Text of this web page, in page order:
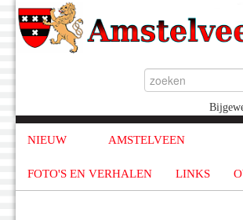
NIEUW AMSTELVEEN
FOTO'S EN VERHALEN LINKS